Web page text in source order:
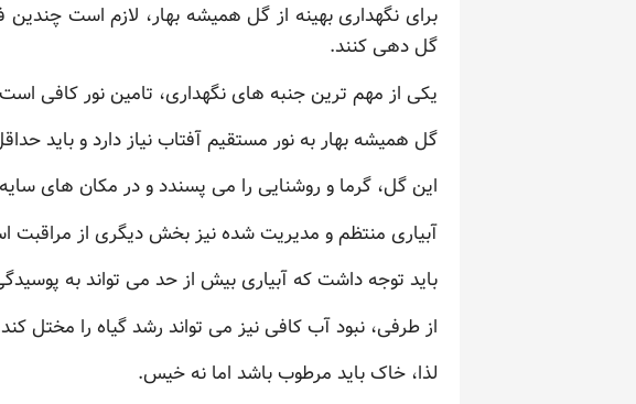
برای نگهداری بهینه از گل همیشه بهار، لازم است چندین
گل دهی کنند.
یکی از مهم ترین جنبه های نگهداری، تامین نور کافی
گل همیشه بهار به نور مستقیم آفتاب نیاز دارد و باید حداقل ۶ ساعت در روز نور خورشید دریافت
این گل، گرما و روشنایی را می پسندد و در مکان های
آبیاری منتظم و مدیریت شده نیز بخش دیگری از مراقبت
باید توجه داشت که آبیاری بیش از حد می تواند به
از طرفی، نبود آب کافی نیز می تواند رشد گیاه را مختل
لذا، خاک باید مرطوب باشد اما نه خیس.